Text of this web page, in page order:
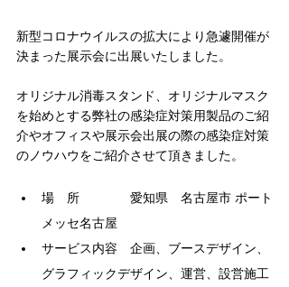
新型コロナウイルスの拡大により急遽開催が
決まった展示会に出展いたしました。
オリジナル消毒スタンド、オリジナルマスク
を始めとする弊社の感染症対策用製品のご紹
介やオフィスや展示会出展の際の感染症対策
のノウハウをご紹介させて頂きました。
場　所　　　　愛知県　名古屋市 ポート
メッセ名古屋
サービス内容　企画、ブースデザイン、
グラフィックデザイン、運営、設営施工